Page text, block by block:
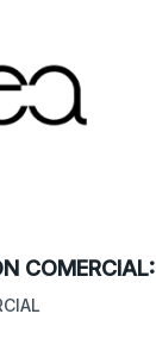
COMERCIAL: